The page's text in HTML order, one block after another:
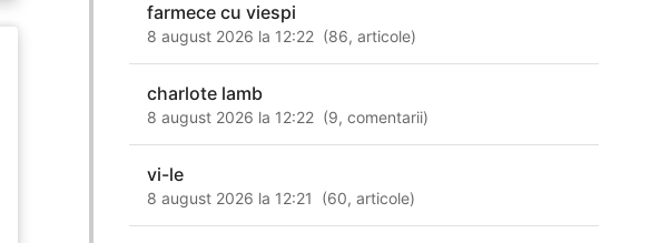
farmece cu viespi
8 august 2026 la 12:22 (86,articole)
charlote lamb
8 august 2026 la 12:22 (9,comentarii)
vi-le
8 august 2026 la 12:21 (60,articole)